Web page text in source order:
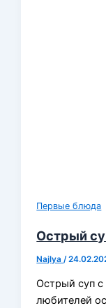
Первые блюда
Острый
Najlya /
Острый суп
любителей